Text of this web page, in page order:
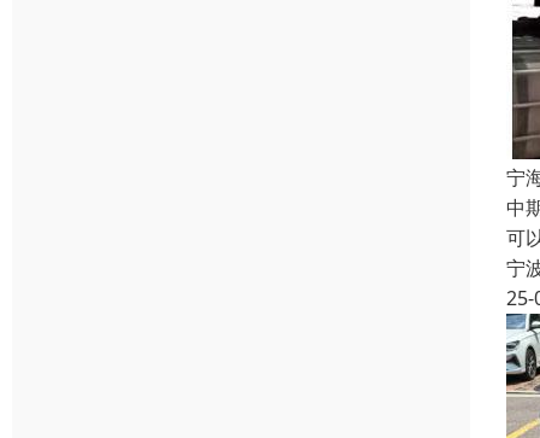
宁
中
可
宁
25-